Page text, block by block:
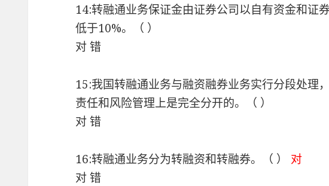
14:转融通业务保证金由证券公司以自有资金和证
低于10%。（ ）
对 错
15:我国转融通业务与融资融券业务实行分段处理
责任和风险管理上是完全分开的。（ ）
对 错
16:转融通业务分为转融资和转融券。（ ） 对
对 错